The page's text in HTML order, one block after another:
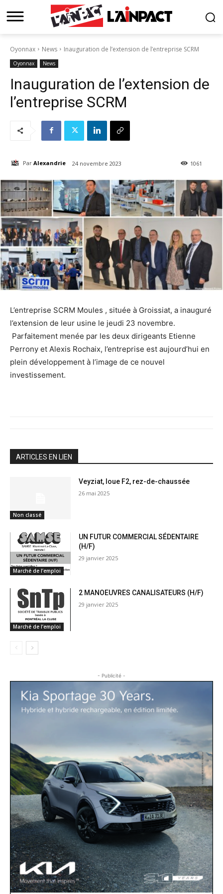
Oyonnax News Inauguration de l’extension de l’entreprise SCRM
Oyonnax News
Inauguration de l’extension de
l’entreprise SCRM
Par Alexandrie 24 novembre 2023 1061
L’entreprise SCRM Moules , située à Groissiat, a inauguré
l’extension de leur usine le jeudi 23 novembre.
Parfaitement menée par les deux dirigeants Etienne
Perrony et Alexis Rochaix, l’entreprise est aujourd’hui en
plein développement à l’image de ce nouvel
investissement.
ARTICLES EN LIEN
Non classé
Veyziat, loue F2, rez-de-chaussée
26 mai 2025
Marché de l’emploi
UN FUTUR COMMERCIAL SÉDENTAIRE
(H/F)
29 janvier 2025
Marché de l’emploi
2 MANOEUVRES CANALISATEURS (H/F)
29 janvier 2025
- Publicité -